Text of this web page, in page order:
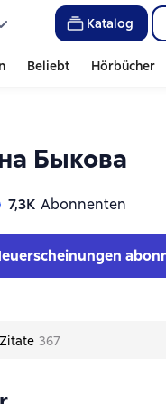
Katalog
Beliebt Hörbücher
Быкова
7,3К Abonnenten
Zitate 367